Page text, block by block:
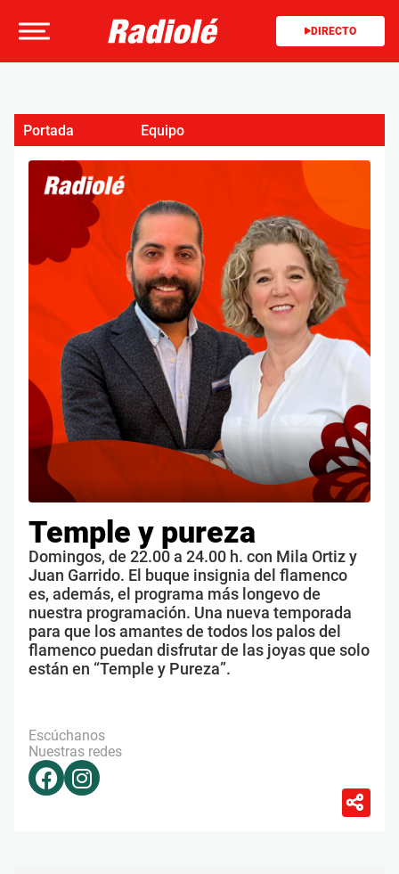
DIRECTO
Temple y pureza
Domingos, de 22.00 a 24.00 h. con Mila Ortiz y
Juan Garrido. El buque insignia del flamenco
es, además, el programa más longevo de
nuestra programación. Una nueva temporada
para que los amantes de todos los palos del
flamenco puedan disfrutar de las joyas que solo
están en “Temple y Pureza”.
Escúchanos
Nuestras redes
Portada Equipo